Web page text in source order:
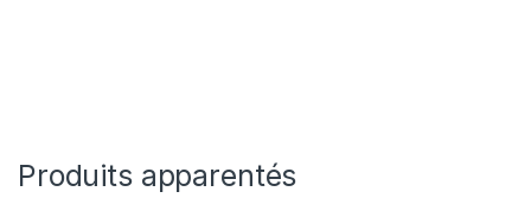
Produits apparentés